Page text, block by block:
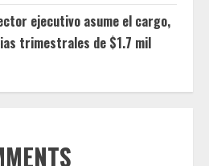
ejecutivo asume el cargo,
trimestrales de $1.7 mil